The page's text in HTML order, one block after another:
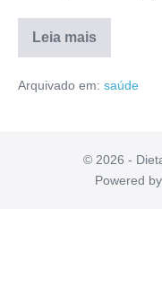
Leia mais
Rosa
Vende
Aqui,
Reclamações,
Avaliação
Arquivado em: saúde
© 2026 -
Powered by